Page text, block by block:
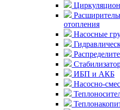
отопления
Насосные
ИБП и АКБ
Насосно-